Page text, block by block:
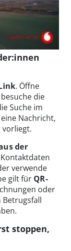
. Öffne
die
Suche im
Nachricht,
vorliegt.
der
verwende
gilt für QR-
oder
Betrugsfall
stoppen,